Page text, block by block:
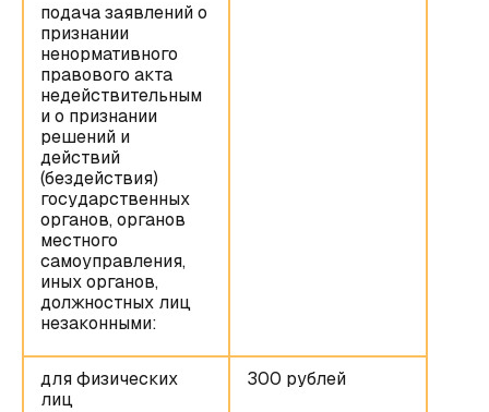
подача заявлений о
признании
ненормативного
правового акта
недействительным
и о признании
решений и
действий
(бездействия)
государственных
органов, органов
местного
самоуправления,
иных органов,
должностных лиц
незаконными:
для физических
лиц
300 рублей